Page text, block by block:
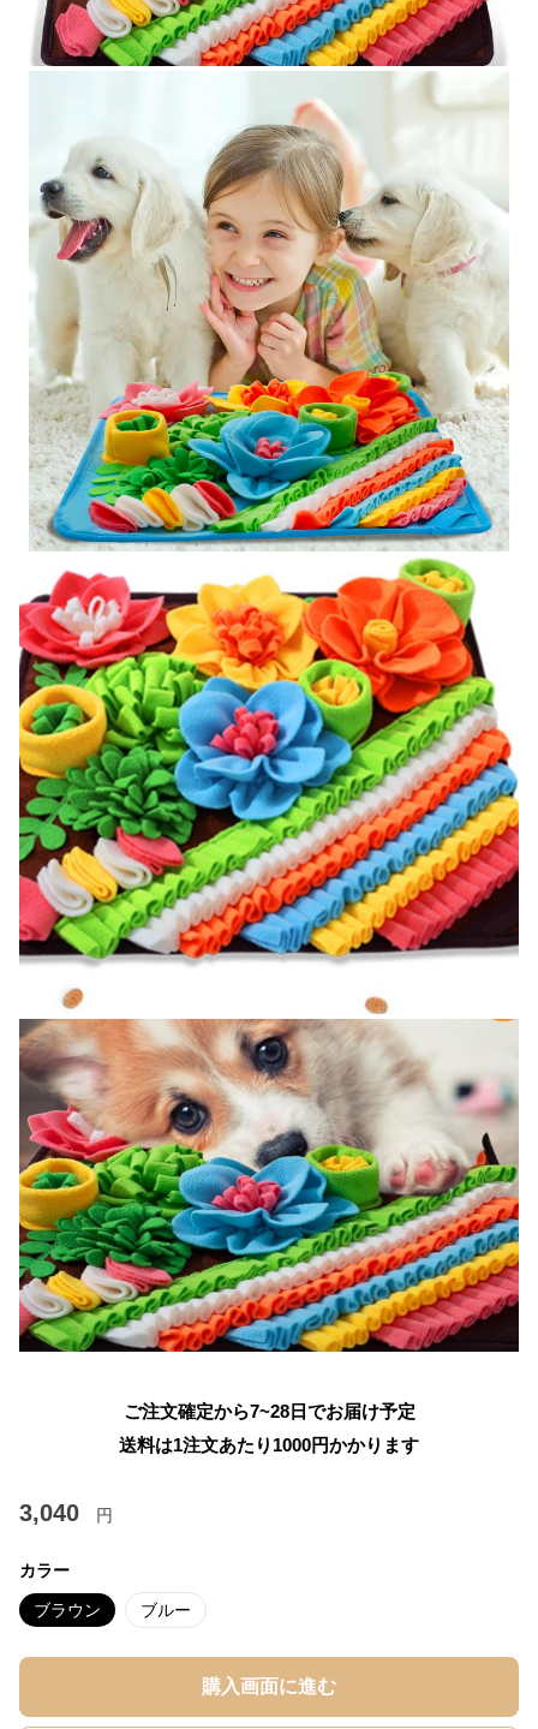
ご注文確定から7~28日でお届け予定
送料は1注文あたり 1000円かかります
3,040 円
カラー
ブラウン ブルー
購入画面に進む